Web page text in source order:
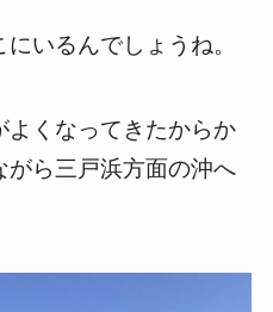
いるんでしょうね。
よくなってきたからか
がら三戸浜方面の沖へ